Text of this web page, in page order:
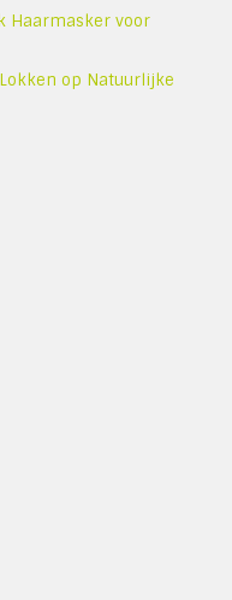
Haarmasker voor
op Natuurlijke